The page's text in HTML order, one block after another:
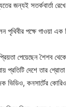
জন্যই সতর্কবার্তা রেখে
পৃথিবীর পক্ষে গাওয়া এক
পেয়েছেন শৈশব
প্রতিটি দেশে তার
কনসার্টের